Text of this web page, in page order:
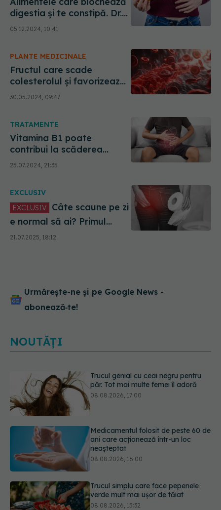
digestia și te constipă. Dr.
Marius Sava arată
greșelile pe care le faci
05.12.2024, 10:41
PLANTE MEDICINALE
Fructul care scade
colesterolul și favorizează
tranzitul intestinal. Previne
inflamația și constipația
30.05.2024, 09:47
TRATAMENTE
Vitamina B1 poate
contribui la scăderea
riscului de constipație.
Medicii, sfătuiți să ia în
diete bine echilibrate
25.07.2024, 21:35
EXCLUSIV
EXCLUSIV
e normal să ai? Primul
semn că ești constipat
21.07.2025, 18:12
Urmărește-ne și pe Google News -
abonează‑te!
NOUTĂȚI
Medicamentul folosit de peste 60 de
ani care acționează într-un loc
neașteptat
Trucul simplu care face pepenele
verde mult mai ușor de tăiat
08.08.2026, 15:32
Diagnosticele de autism la fete au
crescut după pandemia de COVID-
19